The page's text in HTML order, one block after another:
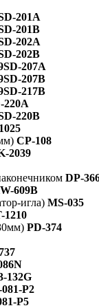
201A
201B
202A
202B
207A
207B
217B
220A
220B
CP-108
2039
DP-
609B
игла) MS-035
1210
PD-374
132G
P2
P5